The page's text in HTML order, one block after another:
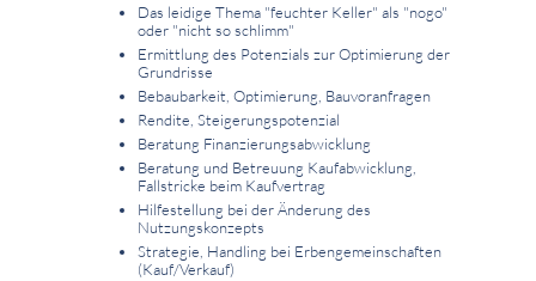
Das leidige Thema "feuchter Keller" als "nogo"
oder "nicht so schlimm"
Ermittlung des Potenzials zur Optimierung der
Grundrisse
Bebaubarkeit, Optimierung, Bauvoranfragen
Rendite, Steigerungspotenzial
Beratung Finanzierungsabwicklung
Beratung und Betreuung Kaufabwicklung,
Fallstricke beim Kaufvertrag
Hilfestellung bei der Änderung des
Nutzungskonzepts
Strategie, Handling bei Erbengemeinschaften
(Kauf/Verkauf)